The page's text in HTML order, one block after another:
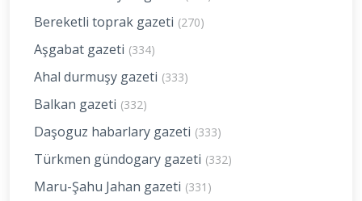
Bereketli toprak gazeti (270)
Aşgabat gazeti (334)
Ahal durmuşy gazeti (333)
Balkan gazeti (332)
Daşoguz habarlary gazeti (333)
Türkmen gündogary gazeti (332)
Maru-Şahu Jahan gazeti (331)